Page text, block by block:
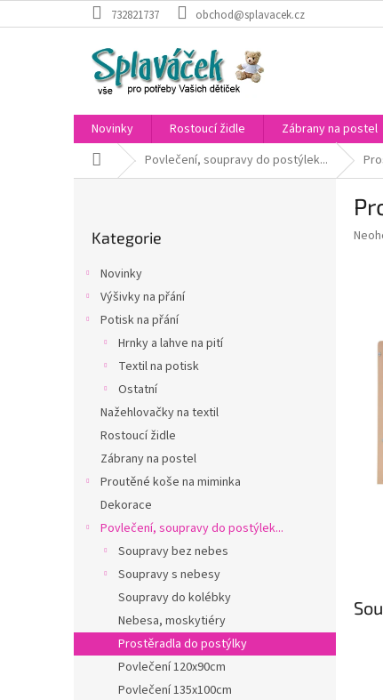
na
732821737 obchod@splavacek.cz
Novinky Rostoucí židle Zábrany na postel
Domů Povlečení, soupravy do postýlek...
kategorie
Kategorie
Novinky
Výšivky na přání
Potisk na přání
Hrnky a lahve na pití
Textil na potisk
Ostatní
Nažehlovačky na textil
Rostoucí židle
Zábrany na postel
Proutěné koše na miminka
Dekorace
Povlečení, soupravy do postýlek...
Soupravy bez nebes
Soupravy s nebesy
Soupravy do kolébky
Nebesa, moskytiéry
Prostěradla do postýlky
Povlečení 120x90cm
Povlečení 135x100cm